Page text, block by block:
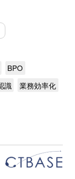
BPO
識 業務効率化